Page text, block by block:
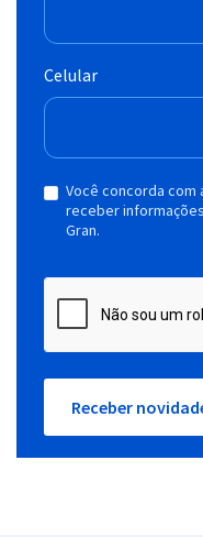
Celular
Você concorda
receber
Gran.
Receber